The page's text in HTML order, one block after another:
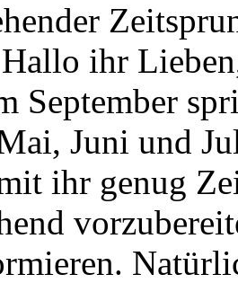
ihr
September
Juni und
ihr genug